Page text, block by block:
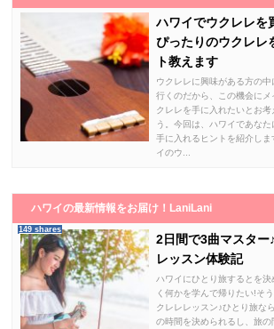
ハワイでウクレレを
ぴったりのウクレレ
ト教えます
ウクレレに興味がある方の
行くのだから、この機会に
クレレを手に入れたいとお考
う。今回は、ハワイであな
手に入れるヒントを紹介し
イのウ...
ハワイの最新情報をお届け！LaniLani
149 shares
2日間で3曲マスター
レッスン体験記
ハワイにひとり旅するとを
く何かを学んで帰りたい!そ
クレレレッスン♪ひとり旅な
の時間を決められるし、旅の